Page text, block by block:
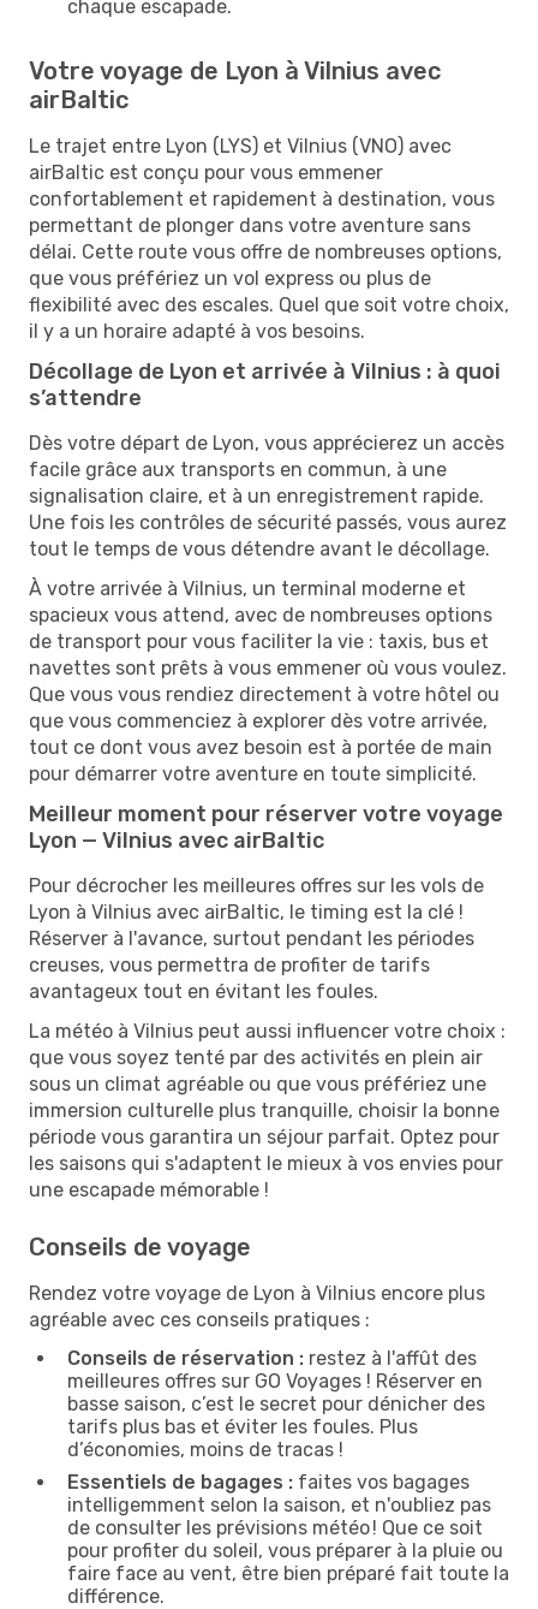
chaque escapade.
Votre voyage de Lyon à Vilnius avec
airBaltic
Le trajet entre Lyon (LYS) et Vilnius (VNO) avec
airBaltic est conçu pour vous emmener
confortablement et rapidement à destination, vous
permettant de plonger dans votre aventure sans
délai. Cette route vous offre de nombreuses options,
que vous préfériez un vol express ou plus de
flexibilité avec des escales. Quel que soit votre choix,
il y a un horaire adapté à vos besoins.
Décollage de Lyon et arrivée à Vilnius : à quoi
s’attendre
Dès votre départ de Lyon, vous apprécierez un accès
facile grâce aux transports en commun, à une
signalisation claire, et à un enregistrement rapide.
Une fois les contrôles de sécurité passés, vous aurez
tout le temps de vous détendre avant le décollage.
À votre arrivée à Vilnius, un terminal moderne et
spacieux vous attend, avec de nombreuses options
de transport pour vous faciliter la vie : taxis, bus et
navettes sont prêts à vous emmener où vous voulez.
Que vous vous rendiez directement à votre hôtel ou
que vous commenciez à explorer dès votre arrivée,
tout ce dont vous avez besoin est à portée de main
pour démarrer votre aventure en toute simplicité.
Meilleur moment pour réserver votre voyage
Lyon — Vilnius avec airBaltic
Pour décrocher les meilleures offres sur les vols de
Lyon à Vilnius avec airBaltic, le timing est la clé !
Réserver à l'avance, surtout pendant les périodes
creuses, vous permettra de profiter de tarifs
avantageux tout en évitant les foules.
La météo à Vilnius peut aussi influencer votre choix :
que vous soyez tenté par des activités en plein air
sous un climat agréable ou que vous préfériez une
immersion culturelle plus tranquille, choisir la bonne
période vous garantira un séjour parfait. Optez pour
les saisons qui s'adaptent le mieux à vos envies pour
une escapade mémorable !
Conseils de voyage
Rendez votre voyage de Lyon à Vilnius encore plus
agréable avec ces conseils pratiques :
Conseils de réservation : restez à l'affût des
meilleures offres sur GO Voyages ! Réserver en
basse saison, c’est le secret pour dénicher des
tarifs plus bas et éviter les foules. Plus
d’économies, moins de tracas !
Essentiels de bagages : faites vos bagages
intelligemment selon la saison, et n'oubliez pas
de consulter les prévisions météo ! Que ce soit
pour profiter du soleil, vous préparer à la pluie ou
faire face au vent, être bien préparé fait toute la
différence.